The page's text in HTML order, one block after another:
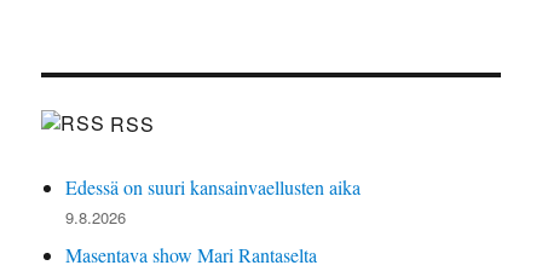
RSS
Edessä on suuri kansainvaellusten aika
9.8.2026
Masentava show Mari Rantaselta